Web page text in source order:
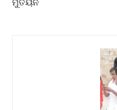
ମୁତୟନ